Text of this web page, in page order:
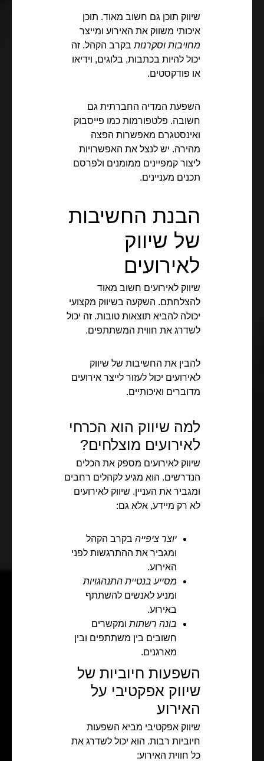
שיווק תוכן גם חשוב מאוד. תוכן
איכותי משווק את האירוע ומייצר
מחויבות וסקרנותבקרב הקהל. זה
יכול להיות בכתבות, בלוגים, וידיאו
או פודקסטים.
השפעת המדיה החברתית גם
חשובה. פלטפורמות כמו פייסבוק
ואינסטגרם מאפשרות הפצה
מהירה. יש לנצל את האפשרויות
ליצור קמפיינים ממומנים ולפרסם
תכנים מעניינים.
הבנת החשיבות
של שיווק
לאירועים
שיווק לאירועים חשוב מאוד
להצלחתם. השקעה בשיווק מקצועי
יכולה להביא תוצאות טובות. זה יכול
לשדרג את חווית המשתתפים.
להבין את החשיבות של שיווק
לאירועים יכול לעזור לייצר אירועים
מדוברים ואיכותיים.
למה שיווק הוא הכרחי
לאירועים מוצלחים?
שיווק לאירועים מספק את הכלים
הנדרשים. הוא מגיע לקהלים רחבים
ומגביר את העניין. שיווק לאירועים
לא רק מיידע, אלא גם:
יוצר ציפייה בקרב הקהל
ומגביר את ההתרגשות לפני
האירוע.
מסייע בנטיית התנהגויות
ומניע לאנשים להשתתף
באירוע.
בונה רשתותומקשרים
חשובים בין משתתפים ובין
מארגנים.
השפעות חיוביות של
שיווק אפקטיבי על
האירוע
שיווק אפקטיבי מביא השפעות
חיוביות רבות. הוא יכול לשדרג את
כל חווית האירוע: